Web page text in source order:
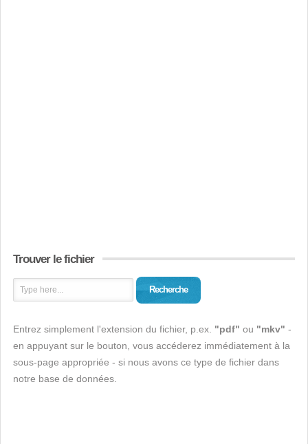
Trouver le fichier
Recherche
Entrez simplement l'extension du fichier, p.ex. "pdf" ou "mkv" -
en appuyant sur le bouton, vous accéderez immédiatement à la
sous-page appropriée - si nous avons ce type de fichier dans
notre base de données.